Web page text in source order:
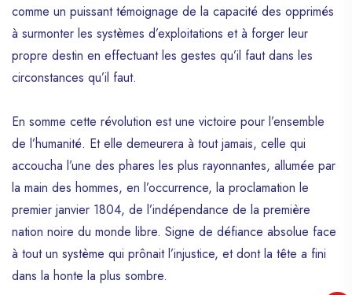
comme un puissant témoignage de la capacité des opprimés
à surmonter les systèmes d’exploitations et à forger leur
propre destin en effectuant les gestes qu’il faut dans les
circonstances qu’il faut.
En somme cette révolution est une victoire pour l’ensemble
de l’humanité. Et elle demeurera à tout jamais, celle qui
accoucha l’une des phares les plus rayonnantes, allumée par
la main des hommes, en l’occurrence, la proclamation le
premier janvier 1804, de l’indépendance de la première
nation noire du monde libre. Signe de défiance absolue face
à tout un système qui prônait l’injustice, et dont la tête a fini
dans la honte la plus sombre.